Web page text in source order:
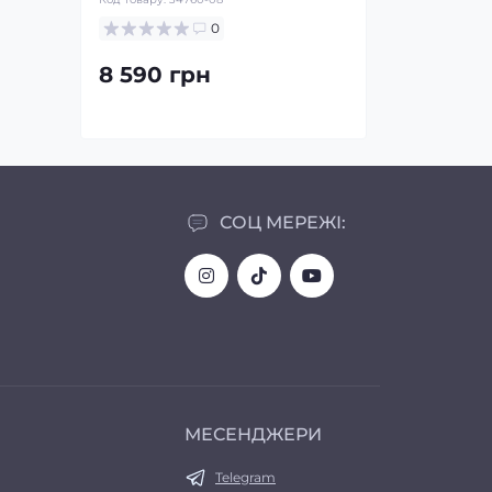
0
8 590 грн
СОЦ МЕРЕЖІ:
МЕСЕНДЖЕРИ
Telegram